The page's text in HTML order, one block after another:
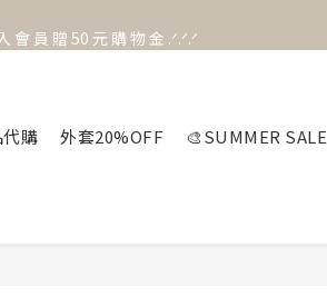
會 員 贈 50 元 購 物 金 .ᐟ.ᐟ.ᐟ
購 外套20%OFF
🎨SUMMER SALE